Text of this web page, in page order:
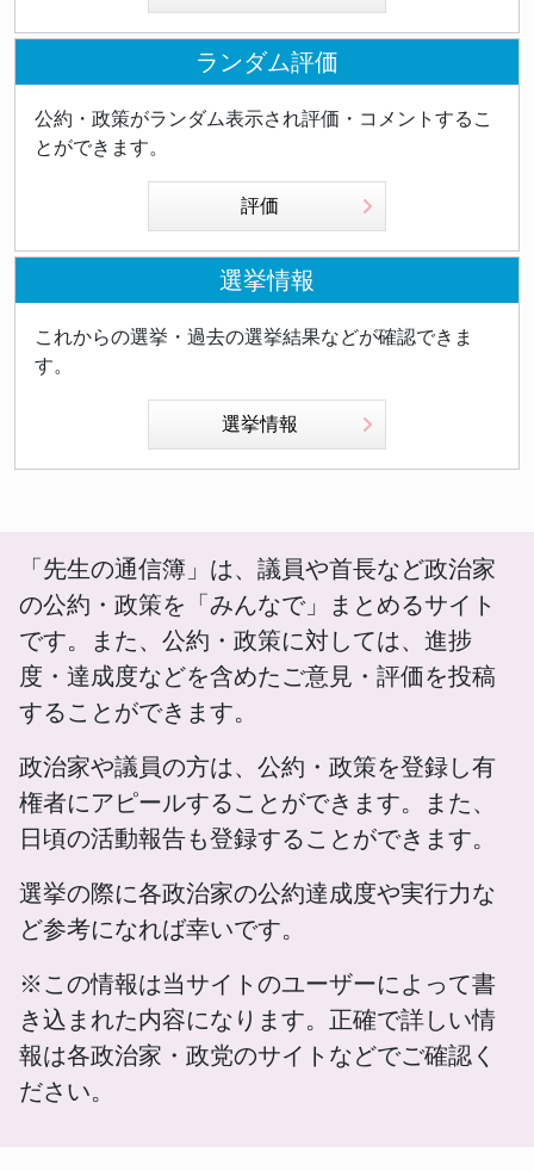
ランダム評価
公約・政策がランダム表示され評価・コメントするこ
とができます。
評価
選挙情報
これからの選挙・過去の選挙結果などが確認できま
す。
選挙情報
「先生の通信簿」は、議員や首長など政治家
の公約・政策を「みんなで」まとめるサイト
です。また、公約・政策に対しては、進捗
度・達成度などを含めたご意見・評価を投稿
することができます。
政治家や議員の方は、公約・政策を登録し有
権者にアピールすることができます。また、
日頃の活動報告も登録することができます。
選挙の際に各政治家の公約達成度や実行力な
ど参考になれば幸いです。
※この情報は当サイトのユーザーによって書
き込まれた内容になります。正確で詳しい情
報は各政治家・政党のサイトなどでご確認く
ださい。